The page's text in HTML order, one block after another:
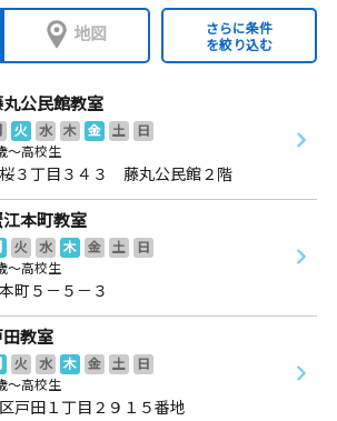
地図
さらに条件
を絞り込む
公民館教室
火 水 木 金 土
日
～高校生
３丁目３４３ 藤丸公民館２階
本町教室
火 水 木 金 土
日
～高校生
町５－５－３
田教室
火 水 木 金 土
日
～高校生
戸田１丁目２９１５番地